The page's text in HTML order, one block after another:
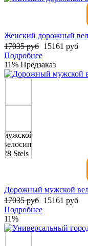
Женский дорожный
17035 руб 15161 руб
Подробнее
11% Предзаказ
Дорожный мужской
17035 руб 15161 руб
Подробнее
11%